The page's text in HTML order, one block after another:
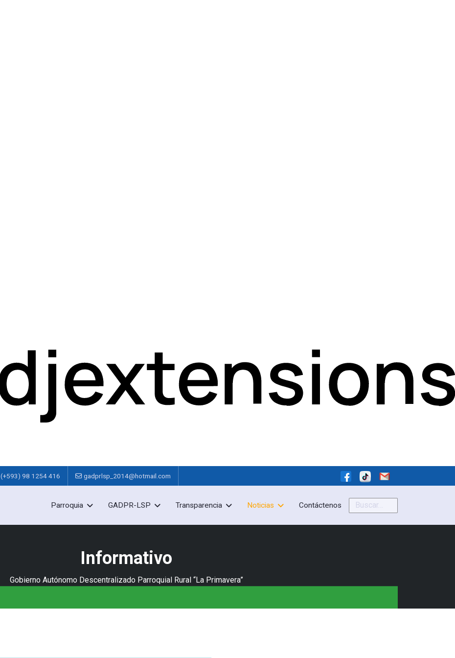
(+593) 98 1254 416 gadprlsp_2014@hotmail.com
Parroquia GADPR-LSP Transparencia Noticias Contáctenos Buscar
Informativo
Gobierno Autónomo Descentralizado Parroquial Rural “La Primavera”